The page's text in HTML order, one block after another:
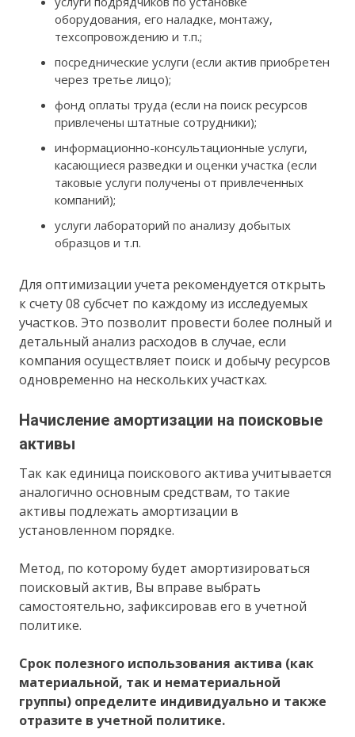
оборудования, его наладке, монтажу,
техсопровождению и т.п.;
посреднические услуги (если актив приобретен
через третье лицо);
фонд оплаты труда (если на поиск ресурсов
привлечены штатные сотрудники);
информационно-консультационные услуги,
касающиеся разведки и оценки участка (если
таковые услуги получены от привлеченных
компаний);
услуги лабораторий по анализу добытых
образцов и т.п.
Для оптимизации учета рекомендуется открыть
к счету 08 субсчет по каждому из исследуемых
участков. Это позволит провести более полный и
детальный анализ расходов в случае, если
компания осуществляет поиск и добычу ресурсов
одновременно на нескольких участках.
Начисление амортизации на поисковые
активы
Так как единица поискового актива учитывается
аналогично основным средствам, то такие
активы подлежать амортизации в
установленном порядке.
Метод, по которому будет амортизироваться
поисковый актив, Вы вправе выбрать
самостоятельно, зафиксировав его в учетной
политике.
Срок полезного использования актива (как
материальной, так и нематериальной
группы) определите индивидуально и также
отразите в учетной политике.